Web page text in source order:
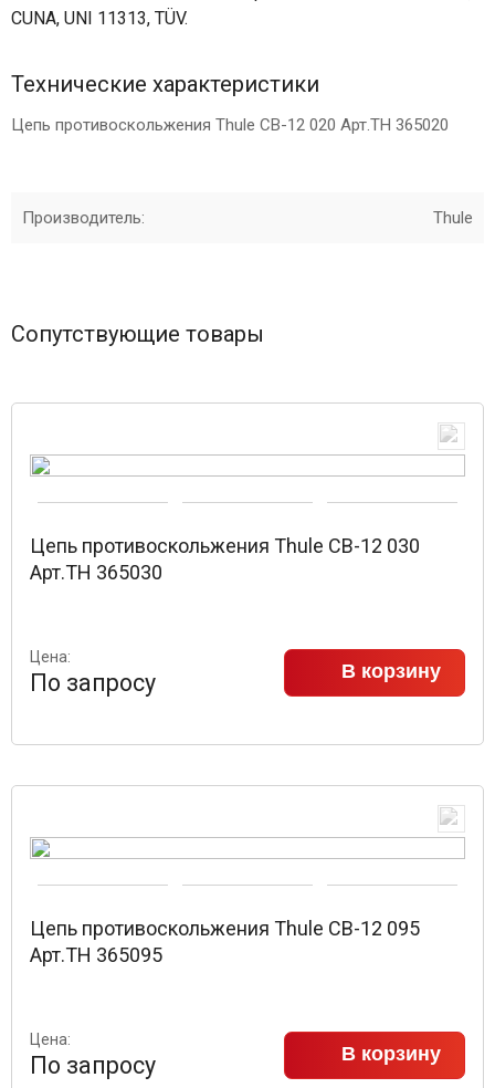
CUNA, UNI 11313, TÜV.
Технические характеристики
Цепь противоскольжения Thule CB-12 020 Арт.TH 365020
Производитель: Thule
Сопутствующие товары
Цепь противоскольжения Thule CB-12 030
Арт.TH 365030
Цена:
По запросу В корзину
Цепь противоскольжения Thule CB-12 095
Арт.TH 365095
Цена:
По запросу В корзину